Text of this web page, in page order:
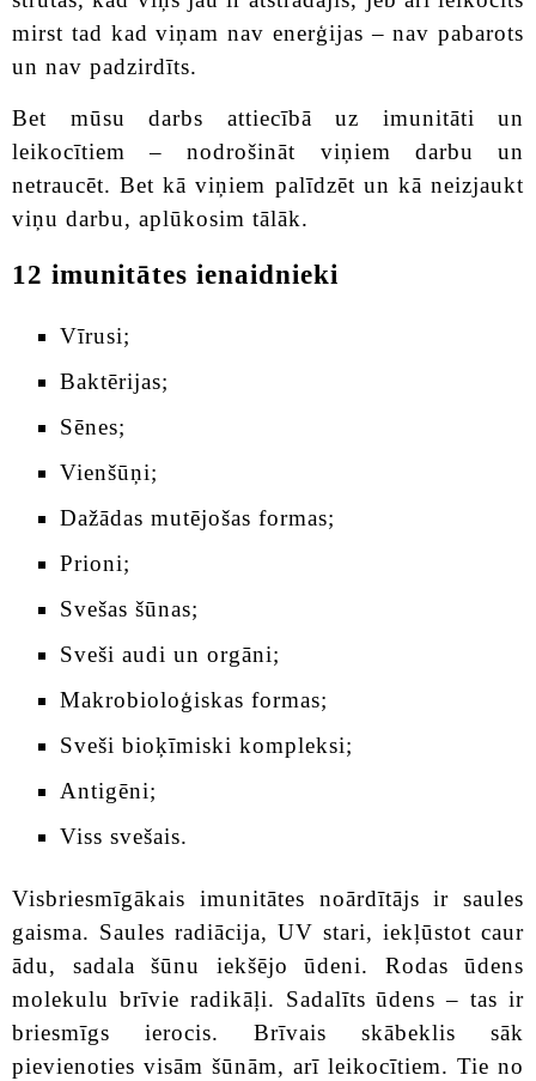
mirst tad kad viņam nav enerģijas – nav pabarots
un nav padzirdīts.
Bet mūsu darbs attiecībā uz imunitāti un
leikocītiem – nodrošināt viņiem darbu un
netraucēt. Bet kā viņiem palīdzēt un kā neizjaukt
viņu darbu, aplūkosim tālāk.
12 imunitātes ienaidnieki
Vīrusi;
Baktērijas;
Sēnes;
Vienšūņi;
Dažādas mutējošas formas;
Prioni;
Svešas šūnas;
Sveši audi un orgāni;
Makrobioloģiskas formas;
Sveši bioķīmiski kompleksi;
Antigēni;
Viss svešais.
Visbriesmīgākais imunitātes noārdītājs ir saules
gaisma. Saules radiācija, UV stari, iekļūstot caur
ādu, sadala šūnu iekšējo ūdeni. Rodas ūdens
molekulu brīvie radikāļi. Sadalīts ūdens – tas ir
briesmīgs ierocis. Brīvais skābeklis sāk
pievienoties visām šūnām, arī leikocītiem. Tie no